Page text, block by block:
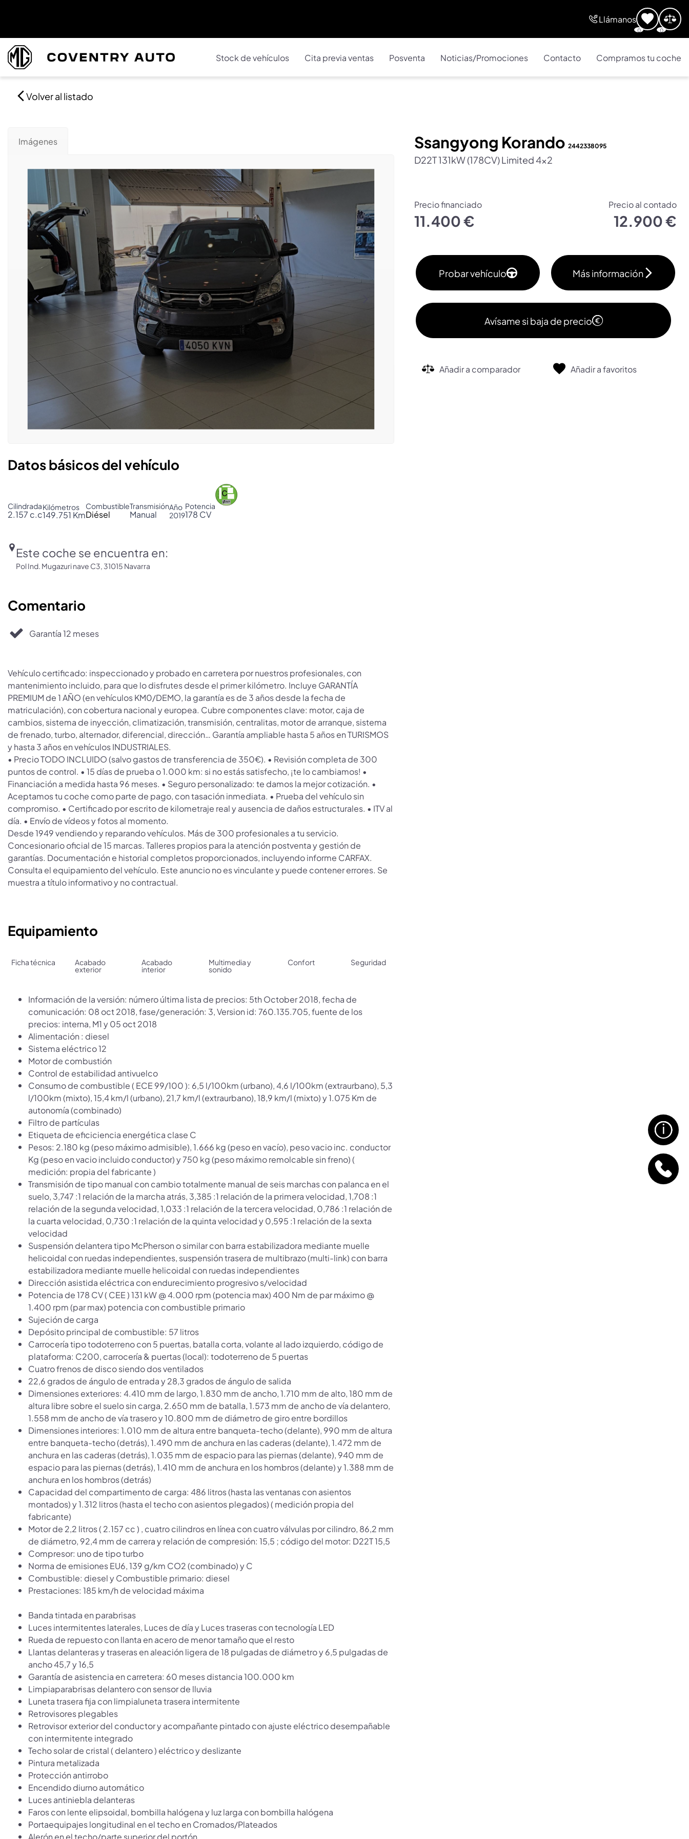
Llámanos
0 0
Stock de vehículos Cita previa ventas Posventa Noticias/Promociones Contacto Compramos tu coche
Volver al listado
Imágenes Ssangyong Korando 2442338095
D22T 131kW (178CV) Limited 4×2
Precio financiado
11.400 €
Precio al contado
12.900 €
Probar vehículo Más información
Avísame si baja de precio
Añadir a comparador Añadir a favoritos
Datos básicos del vehículo
Cilindrada
2.157 c.c
Kilómetros
149.751 Km
Combustible
Diésel
Transmisión
Manual
Año
2019
Potencia
178 CV
Este coche se encuentra en:
Pol Ind. Mugazuri nave C3, 31015 Navarra
Comentario
Garantía 12 meses
Vehículo certificado: inspeccionado y probado en carretera por nuestros profesionales, con
mantenimiento incluido, para que lo disfrutes desde el primer kilómetro. Incluye GARANTÍA
PREMIUM de 1 AÑO (en vehículos KM0/DEMO, la garantía es de 3 años desde la fecha de
matriculación), con cobertura nacional y europea. Cubre componentes clave: motor, caja de
cambios, sistema de inyección, climatización, transmisión, centralitas, motor de arranque, sistema
de frenado, turbo, alternador, diferencial, dirección… Garantía ampliable hasta 5 años en TURISMOS
y hasta 3 años en vehículos INDUSTRIALES.
• Precio TODO INCLUIDO (salvo gastos de transferencia de 350€). • Revisión completa de 300
puntos de control. • 15 días de prueba o 1.000 km: si no estás satisfecho, ¡te lo cambiamos! •
Financiación a medida hasta 96 meses. • Seguro personalizado: te damos la mejor cotización. •
Aceptamos tu coche como parte de pago, con tasación inmediata. • Prueba del vehículo sin
compromiso. • Certificado por escrito de kilometraje real y ausencia de daños estructurales. • ITV al
día. • Envío de vídeos y fotos al momento.
Desde 1949 vendiendo y reparando vehículos. Más de 300 profesionales a tu servicio.
Concesionario oficial de 15 marcas. Talleres propios para la atención postventa y gestión de
garantías. Documentación e historial completos proporcionados, incluyendo informe CARFAX.
Consulta el equipamiento del vehículo. Este anuncio no es vinculante y puede contener errores. Se
muestra a título informativo y no contractual.
Equipamiento
Ficha técnica
Información de la versión: número última lista de precios: 5th October 2018, fecha de
comunicación: 08 oct 2018, fase/generación: 3, Version id: 760.135.705, fuente de los
precios: interna, M1 y 05 oct 2018
Alimentación : diesel
Sistema eléctrico 12
Motor de combustión
Control de estabilidad antivuelco
Consumo de combustible ( ECE 99/100 ): 6,5 l/100km (urbano), 4,6 l/100km (extraurbano), 5,3
l/100km (mixto), 15,4 km/l (urbano), 21,7 km/l (extraurbano), 18,9 km/l (mixto) y 1.075 Km de
autonomía (combinado)
Filtro de partículas
Etiqueta de eficiciencia energética clase C
Pesos: 2.180 kg (peso máximo admisible), 1.666 kg (peso en vacío), peso vacio inc. conductor
Kg (peso en vacio incluido conductor) y 750 kg (peso máximo remolcable sin freno) (
medición: propia del fabricante )
Transmisión de tipo manual con cambio totalmente manual de seis marchas con palanca en el
suelo, 3,747 :1 relación de la marcha atrás, 3,385 :1 relación de la primera velocidad, 1,708 :1
relación de la segunda velocidad, 1,033 :1 relación de la tercera velocidad, 0,786 :1 relación de
la cuarta velocidad, 0,730 :1 relación de la quinta velocidad y 0,595 :1 relación de la sexta
velocidad
Suspensión delantera tipo McPherson o similar con barra estabilizadora mediante muelle
helicoidal con ruedas independientes, suspensión trasera de multibrazo (multi-link) con barra
estabilizadora mediante muelle helicoidal con ruedas independientes
Dirección asistida eléctrica con endurecimiento progresivo s/velocidad
Potencia de 178 CV ( CEE ) 131 kW @ 4.000 rpm (potencia max) 400 Nm de par máximo @
1.400 rpm (par max) potencia con combustible primario
Sujeción de carga
Depósito principal de combustible: 57 litros
Carrocería tipo todoterreno con 5 puertas, batalla corta, volante al lado izquierdo, código de
plataforma: C200, carrocería & puertas (local): todoterreno de 5 puertas
Cuatro frenos de disco siendo dos ventilados
22,6 grados de ángulo de entrada y 28,3 grados de ángulo de salida
Dimensiones exteriores: 4.410 mm de largo, 1.830 mm de ancho, 1.710 mm de alto, 180 mm de
altura libre sobre el suelo sin carga, 2.650 mm de batalla, 1.573 mm de ancho de vía delantero,
1.558 mm de ancho de vía trasero y 10.800 mm de diámetro de giro entre bordillos
Dimensiones interiores: 1.010 mm de altura entre banqueta-techo (delante), 990 mm de altura
entre banqueta-techo (detrás), 1.490 mm de anchura en las caderas (delante), 1.472 mm de
anchura en las caderas (detrás), 1.035 mm de espacio para las piernas (delante), 940 mm de
espacio para las piernas (detrás), 1.410 mm de anchura en los hombros (delante) y 1.388 mm de
anchura en los hombros (detrás)
Capacidad del compartimento de carga: 486 litros (hasta las ventanas con asientos
montados) y 1.312 litros (hasta el techo con asientos plegados) ( medición propia del
fabricante)
Motor de 2,2 litros ( 2.157 cc ) , cuatro cilindros en línea con cuatro válvulas por cilindro, 86,2 mm
de diámetro, 92,4 mm de carrera y relación de compresión: 15,5 ; código del motor: D22T 15,5
Compresor: uno de tipo turbo
Norma de emisiones EU6, 139 g/km CO2 (combinado) y C
Combustible: diesel y Combustible primario: diesel
Prestaciones: 185 km/h de velocidad máxima
Acabado
exterior
Banda tintada en parabrisas
Luces intermitentes laterales, Luces de día y Luces traseras con tecnología LED
Rueda de repuesto con llanta en acero de menor tamaño que el resto
Llantas delanteras y traseras en aleación ligera de 18 pulgadas de diámetro y 6,5 pulgadas de
ancho 45,7 y 16,5
Garantía de asistencia en carretera: 60 meses distancia 100.000 km
Limpiaparabrisas delantero con sensor de lluvia
Luneta trasera fija con limpialuneta trasera intermitente
Retrovisores plegables
Retrovisor exterior del conductor y acompañante pintado con ajuste eléctrico desempañable
con intermitente integrado
Techo solar de cristal ( delantero ) eléctrico y deslizante
Pintura metalizada
Protección antirrobo
Encendido diurno automático
Luces antiniebla delanteras
Faros con lente elipsoidal, bombilla halógena y luz larga con bombilla halógena
Portaequipajes longitudinal en el techo en Cromados/Plateados
Alerón en el techo/parte superior del portón
Acabado
interior
Multimedia y
sonido
Confort Seguridad